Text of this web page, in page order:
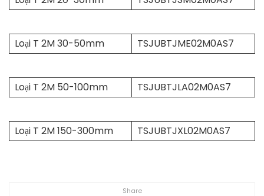
Share
Loại T 2M 30-50mm TSJUBTJME02M0AS7
Loại T 2M 50-100mm TSJUBTJLA02M0AS7
Loại T 2M 150-300mm TSJUBTJXL02M0AS7